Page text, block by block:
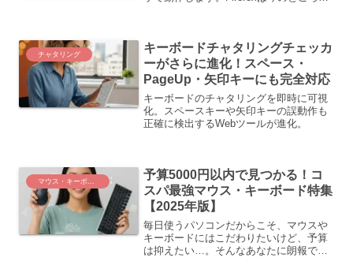
チャタリング
キーボードチャタリングチェッカ
ーがさらに進化！スペース・
PageUp・矢印キーにも完全対応
キーボードのチャタリングを即時に可視
化。スペースキーや矢印キーの誤動作も
正確に検出するWebツールが進化。
予算5000円以内で見つかる！コ
スパ最強マウス・キーボード特集
【2025年版】
毎日使うパソコンだからこそ、マウスや
キーボードにはこだわりたいけど、予算
は抑えたい…。そんなあなたに朗報で